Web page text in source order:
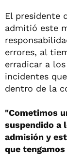
El presidente
admitió este
errores, al
erradicar a
incidentes
dentro de la
"Cometimos
suspendido a
admisión y
que